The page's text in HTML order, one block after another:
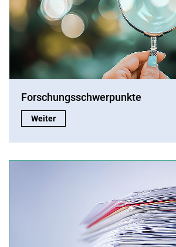
Forschungsschwerpunkte
Forschungsschwerpunkte:
Weiter